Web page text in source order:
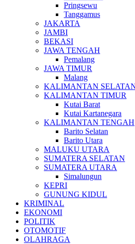
Pringsewu
Tanggamus
JAKARTA
JAMBI
BEKASI
JAWA TENGAH
Pemalang
JAWA TIMUR
Malang
KALIMANTAN
KALIMANTAN TIMUR
Kutai Barat
Kutai Kartanegara
KALIMANTAN TENGAH
Barito Selatan
Barito Utara
MALUKU UTARA
SUMATERA SELATAN
SUMATERA UTARA
Simalungun
KEPRI
GUNUNG KIDUL
KRIMINAL
EKONOMI
POLITIK
OTOMOTIF
OLAHRAGA